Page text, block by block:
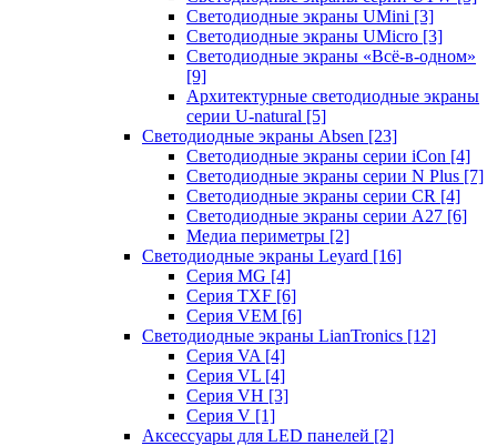
Светодиодные экраны UMini [3]
Светодиодные экраны UMicro [3]
Светодиодные экраны «Всё-в-одном»
[9]
Архитектурные светодиодные экраны
серии U-natural [5]
Светодиодные экраны Absen [23]
Светодиодные экраны серии iCon [4]
Светодиодные экраны серии N Plus [7]
Светодиодные экраны серии CR [4]
Светодиодные экраны серии А27 [6]
Медиа периметры [2]
Светодиодные экраны Leyard [16]
Серия MG [4]
Серия TXF [6]
Серия VEM [6]
Светодиодные экраны LianTronics [12]
Серия VA [4]
Серия VL [4]
Серия VH [3]
Серия V [1]
Аксессуары для LED панелей [2]